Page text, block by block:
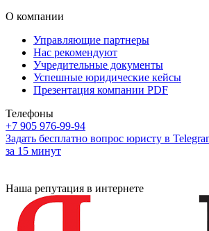
О компании
Управляющие партнеры
Нас рекомендуют
Учредительные документы
Успешные юридические кейсы
Презентация компании PDF
Телефоны
+7 905 976-99-94
Задать бесплатно вопрос юристу в
за 15 минут
Наша репутация в интернете